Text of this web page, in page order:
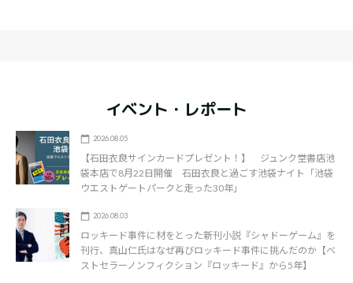
イベント・レポート
2026.08.05
【石田衣良サインカードプレゼント！】 ジュンク堂書店池
袋本店で8月22日開催 石田衣良と過ごす池袋ナイト「池袋
ウエストゲートパークと走った30年」
2026.08.03
ロッキード事件に材をとった新刊小説『シャドーゲーム』を
刊行、真山仁氏はなぜ再びロッキード事件に挑んだのか【ベ
ストセラーノンフィクション『ロッキード』から5年】